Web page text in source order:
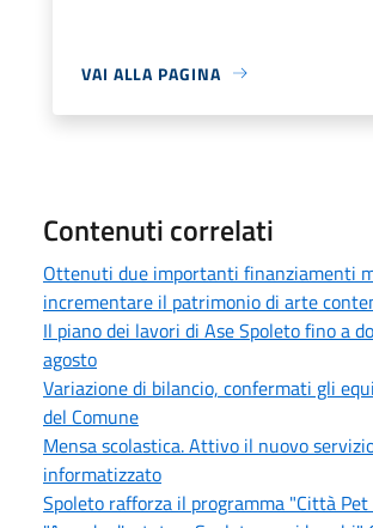
VAI ALLA PAGINA
Contenuti correlati
Ottenuti due importanti finanziamenti
incrementare il patrimonio di arte
Il piano dei lavori di Ase Spoleto fino a
agosto
Variazione di bilancio, confermati gli
del Comune
Mensa scolastica. Attivo il nuovo
informatizzato
Spoleto rafforza il programma "Città